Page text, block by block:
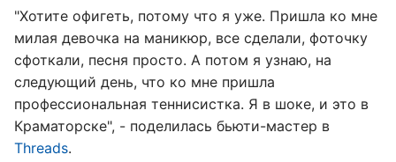
"Хотите офигеть, потому что я уже. Пришла ко мне
милая девочка на маникюр, все сделали, фоточку
сфоткали, песня просто. А потом я узнаю, на
следующий день, что ко мне пришла
профессиональная теннисистка. Я в шоке, и это в
Краматорске", - поделилась бьюти-мастер в
Threads.